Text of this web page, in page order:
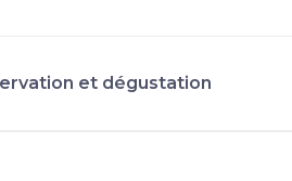
et dégustation